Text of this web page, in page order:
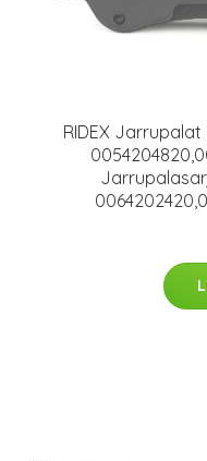
RIDEX Jarrupalat